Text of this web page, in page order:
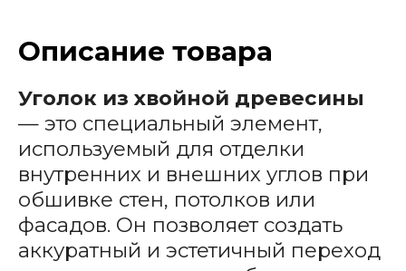
Описание товара
Уголок из хвойной древесины
— это специальный элемент,
используемый для отделки
внутренних и внешних углов при
обшивке стен, потолков или
фасадов. Он позволяет создать
аккуратный и эстетичный переход